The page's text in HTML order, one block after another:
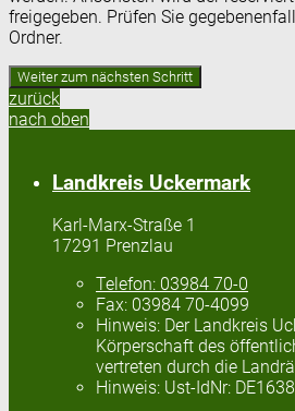
freigegeben. Prüfen Sie
Ordner.
zurück
nach oben
Landkreis Uckermark
Karl-Marx-Straße 1
17291 Prenzlau
Telefon: 03984 70-0
Fax: 03984 70-4099
Hinweis: Der Landkreis
Körperschaft des
vertreten durch die
Hinweis: Ust-IdNr: